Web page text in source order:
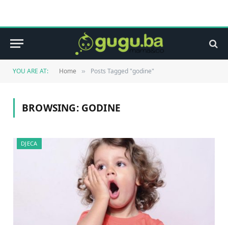
YOU ARE AT: Home » Posts Tagged "godine"
BROWSING: GODINE
DJECA